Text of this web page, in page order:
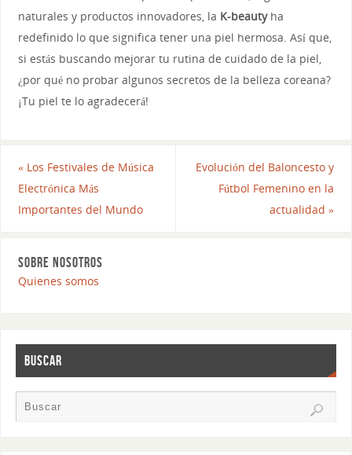
naturales y productos innovadores, la K-beautyha
redefinido lo que significa tener una piel hermosa. Así que,
si estás buscando mejorar tu rutina de cuidado de la piel,
¿por qué no probar algunos secretos de la belleza coreana?
¡Tu piel te lo agradecerá!
«Los Festivales de Música
Electrónica Más
Importantes del Mundo
Evolución del Baloncesto y
Fútbol Femenino en la
actualidad»
SOBRE NOSOTROS
Quienes somos
BUSCAR